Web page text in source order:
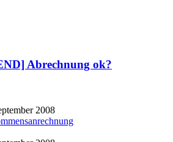
Abrechnung ok?
2008